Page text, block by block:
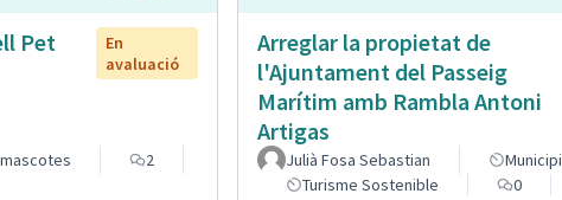
Pet
En
avaluació
2
Arreglar la propietat de
l'Ajuntament del Passeig
Marítim amb Rambla Antoni
Artigas
Julià Fosa Sebastian
Municipi
Turisme Sostenible
0